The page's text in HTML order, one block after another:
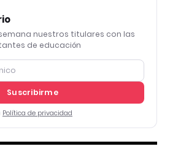
nuestros titulares con las
de educación
Suscribirme
Política de privacidad